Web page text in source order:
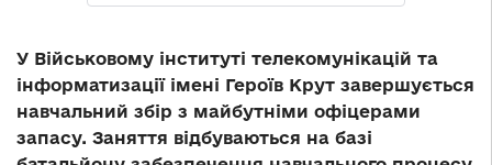
У Військовому інституті телекомунікацій та
інформатизації імені Героїв Крут завершується
навчальний збір з майбутніми офіцерами
запасу. Заняття відбуваються на базі